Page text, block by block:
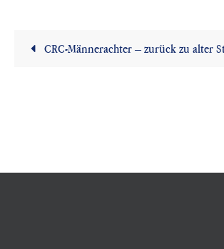
CRC-Männerachter – zurück zu alter